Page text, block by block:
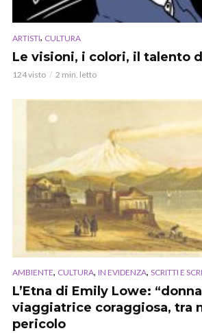
ARTISTI, CULTURA
Le visioni, i colori, il talento
124 visto 2 min. letto
AMBIENTE, CULTURA, IN EVIDENZA, SCRITTI E
L’Etna di Emily Lowe:
viaggiatrice coraggiosa, tra
pericolo